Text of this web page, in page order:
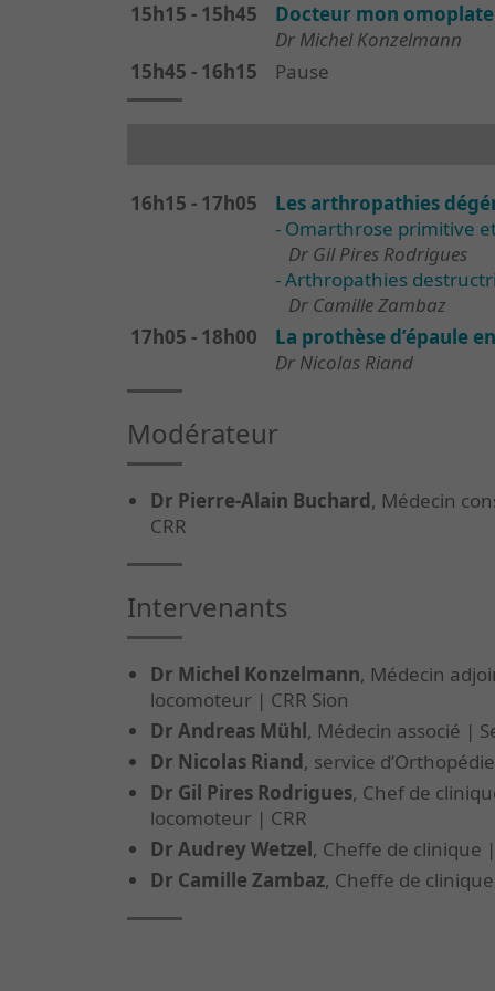
15h15 - 15h45
Docteur mon
Dr Michel Konzelmann
15h45 - 16h15
Pause
16h15 - 17h05
Les arthropathies
- Omarthrose primitive
Dr Gil Pires Rodrigues
- Arthropathies
Dr Camille Zambaz
17h05 - 18h00
La prothèse d’épaule
Dr Nicolas Riand
Modérateur
Dr Pierre-Alain Buchard, Médecin
CRR
Intervenants
Dr Michel Konzelmann, Médecin
locomoteur | CRR Sion
Dr Andreas Mühl, Médecin associé |
Dr Nicolas Riand, service
Dr Gil Pires Rodrigues, Chef de
locomoteur | CRR
Dr Audrey Wetzel, Cheffe de clinique
Dr Camille Zambaz, Cheffe de